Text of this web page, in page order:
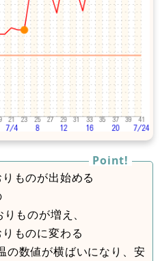
ものが出始める
ものが増え、
ものに変わる
の数値が横ばいになり、安